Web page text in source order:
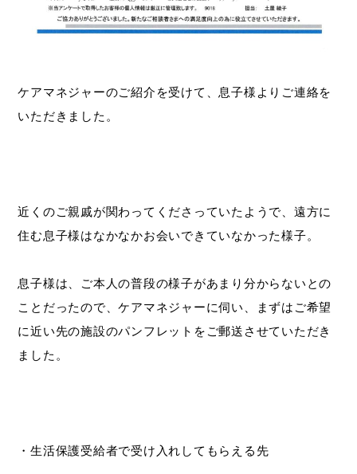
ケアマネジャーのご紹介を受けて、息子様よりご連絡を
いただきました。
近くのご親戚が関わってくださっていたようで、遠方に
住む息子様はなかなかお会いできていなかった様子。
息子様は、ご本人の普段の様子があまり分からないとの
ことだったので、ケアマネジャーに伺い、まずはご希望
に近い先の施設のパンフレットをご郵送させていただき
ました。
・生活保護受給者で受け入れしてもらえる先